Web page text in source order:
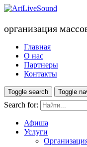
организация
Главная
О нас
Партнеры
Контакты
Toggle search Toggle
Search for:
Афиша
Услуги